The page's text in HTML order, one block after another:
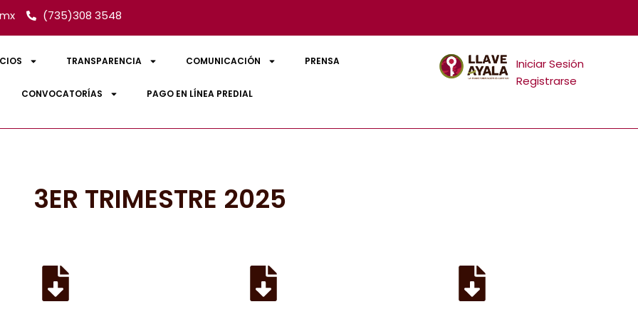
(735)308 3548
TRANSPARENCIA COMUNICACIÓN PRENSA
CONVOCATORÍAS PAGO EN LÍNEA PREDIAL
Iniciar Sesión
Registrarse
3ER TRIMESTRE 2025